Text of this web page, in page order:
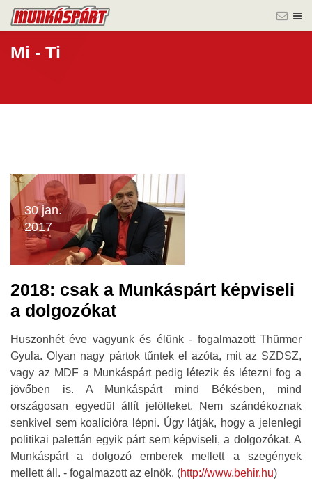
Mi - Ti
30 jan.
2017
2018: csak a Munkáspárt képviseli
a dolgozókat
Huszonhét éve vagyunk és élünk - fogalmazott Thürmer
Gyula. Olyan nagy pártok tűntek el azóta, mit az SZDSZ,
vagy az MDF a Munkáspárt pedig létezik és létezni fog a
jövőben is. A Munkáspárt mind Békésben, mind
országosan egyedül állít jelölteket. Nem szándékoznak
senkivel sem koalícióra lépni. Úgy látják, hogy a jelenlegi
politikai palettán egyik párt sem képviseli, a dolgozókat. A
Munkáspárt a dolgozó emberek mellett a szegények
mellett áll. - fogalmazott az elnök. (http://www.behir.hu)